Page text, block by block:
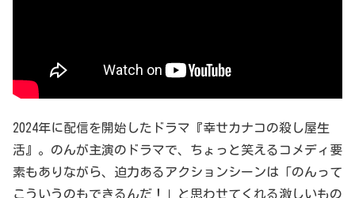
2024年に配信を開始したドラマ『幸せカナコの殺し屋生
活』。のんが主演のドラマで、ちょっと笑えるコメディ要
素もありながら、迫力あるアクションシーンは「のんって
こういうのもできるんだ！」と思わせてくれる激しいもの